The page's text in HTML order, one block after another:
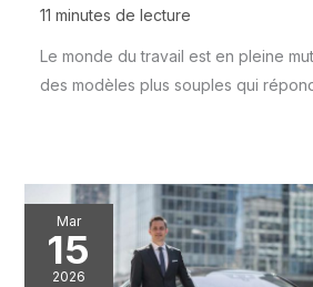
11 minutes de lecture
Le monde du travail est en pleine
des modèles plus souples qui
Mar
15
2026